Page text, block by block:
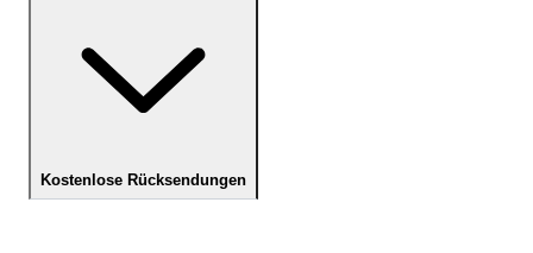
Kostenlose Rücksendungen